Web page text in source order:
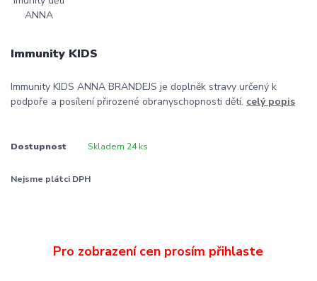
Immunity KIDS
Immunity KIDS ANNA BRANDEJS je doplněk stravy určený k
podpoře a posílení přirozené obranyschopnosti dětí. celý popis
Dostupnost Skladem 24 ks
Nejsme plátci DPH